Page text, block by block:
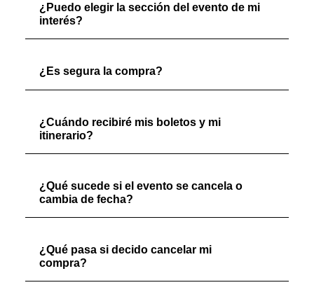
¿Puedo elegir la sección del evento de mi
interés?
¿Es segura la compra?
¿Cuándo recibiré mis boletos y mi
itinerario?
¿Qué sucede si el evento se cancela o
cambia de fecha?
¿Qué pasa si decido cancelar mi
compra?